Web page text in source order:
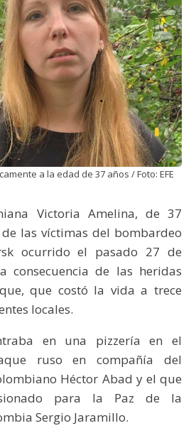
a la edad de 37 años / Foto: EFE
Victoria Amelina, de 37
las víctimas del bombardeo
ocurrido el pasado 27 de
consecuencia de las heridas
que costó la vida a trece
locales.
en una pizzería en el
ruso en compañía del
Héctor Abad y el que
para la Paz de la
Sergio Jaramillo.